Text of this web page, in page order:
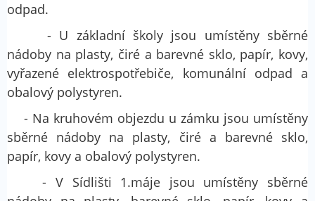
odpad.
- U základní školy jsou umístěny sběrné
nádoby na plasty, čiré a barevné sklo, papír, kovy,
vyřazené elektrospotřebiče, komunální odpad a
obalový polystyren.
- Na kruhovém objezdu u zámku jsou umístěny
sběrné nádoby na plasty, čiré a barevné sklo,
papír, kovy a obalový polystyren.
- V Sídlišti 1.máje jsou umístěny sběrné